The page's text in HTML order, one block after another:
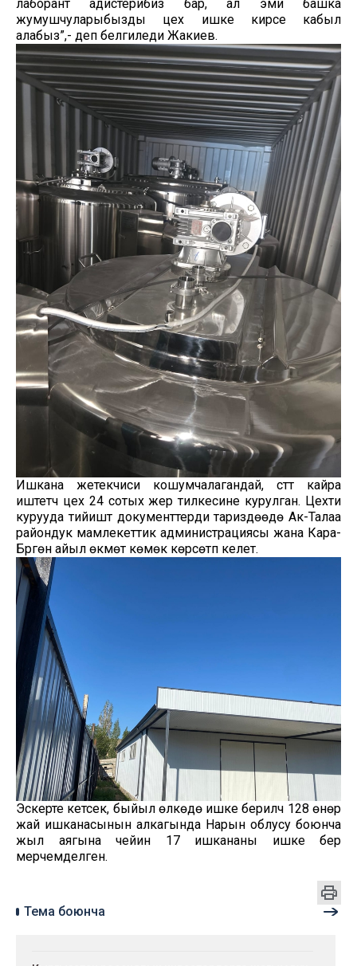
лаборант адистерибиз бар, ал эми башка
жумушчуларыбызды цех ишке кирсе кабыл
алабыз”,- деп белгиледи Жакиев.
Ишкана жетекчиси кошумчалагандай, сүттү кайра
иштетүүчү цех 24 сотых жер тилкесине курулган. Цехти
курууда тийиштүү документтерди тариздөөдө Ак-Талаа
райондук мамлекеттик администрациясы жана Кара-
Бүргөн айыл өкмөтү көмөк көрсөтүп келет.
Эскерте кетсек, быйыл өлкөдө ишке берилүүчү 128 өнөр
жай ишканасынын алкагында Нарын облусу боюнча
жыл аягына чейин 17 ишкананы ишке берүү
мерчемделген.
Тема боюнча